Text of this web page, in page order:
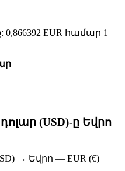
EUR համար 1
(USD)-ը Եվրո
→ Եվրո — EUR (€)